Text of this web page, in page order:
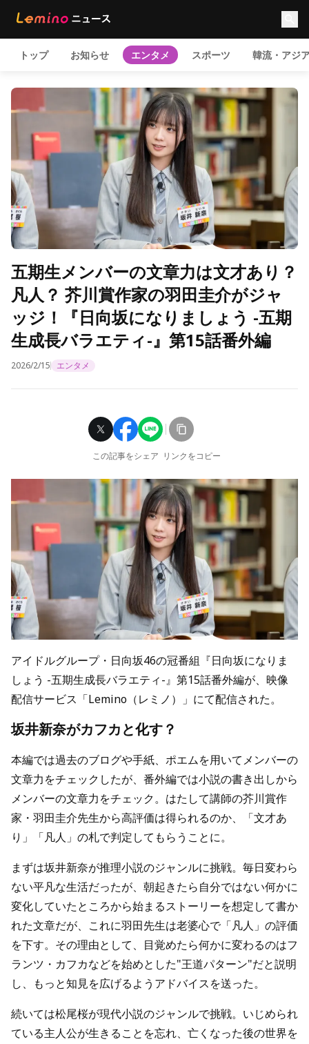
トップ お知らせ エンタメ スポーツ 韓流・アジ
五期生メンバーの文章力は文才あり？
凡人？ 芥川賞作家の羽田圭介がジャ
ッジ！『日向坂になりましょう -五期
生成長バラエティ-』第15話番外編
2026/2/15 エンタメ
この記事をシェア リンクをコピー
アイドルグループ・日向坂46の冠番組『日向坂になりま
しょう -五期生成長バラエティ-』第15話番外編が、映像
配信サービス「Lemino（レミノ）」にて配信された。
坂井新奈がカフカと化す？
本編では過去のブログや手紙、ポエムを用いてメンバーの
文章力をチェックしたが、番外編では小説の書き出しから
メンバーの文章力をチェック。はたして講師の芥川賞作
家・羽田圭介先生から高評価は得られるのか、「文才あ
り」「凡人」の札で判定してもらうことに。
まずは坂井新奈が推理小説のジャンルに挑戦。毎日変わら
ない平凡な生活だったが、朝起きたら自分ではない何かに
変化していたところから始まるストーリーを想定して書か
れた文章だが、これに羽田先生は老婆心で「凡人」の評価
を下す。その理由として、目覚めたら何かに変わるのはフ
ランツ・カフカなどを始めとした"王道パターン"だと説明
し、もっと知見を広げるようアドバイスを送った。
続いては松尾桜が現代小説のジャンルで挑戦。いじめられ
ている主人公が生きることを忘れ、亡くなった後の世界を